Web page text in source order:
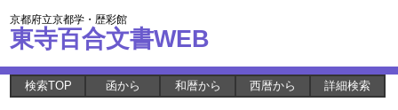
京都府立京都学・歴彩館
東寺百合文書WEB
検索TOP 函から 和暦から 西暦から 詳細検索